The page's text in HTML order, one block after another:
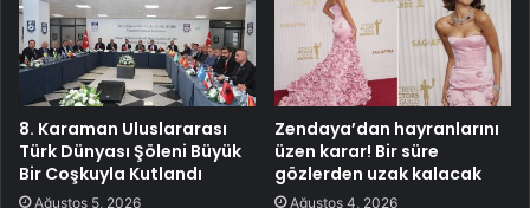
8. Karaman Uluslararası
Türk Dünyası Şöleni Büyük
Bir Coşkuyla Kutlandı
Ağustos 5, 2026
Zendaya’dan hayranlarını
üzen karar! Bir süre
gözlerden uzak kalacak
Ağustos 4, 2026